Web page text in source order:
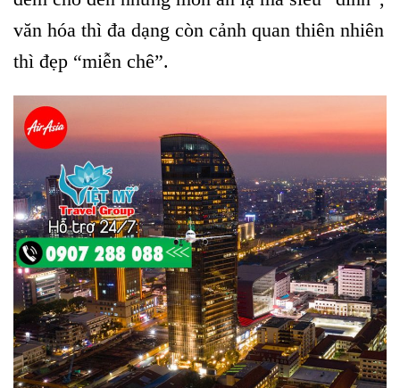
văn hóa thì đa dạng còn cảnh quan thiên nhiên
thì đẹp “miễn chê”.